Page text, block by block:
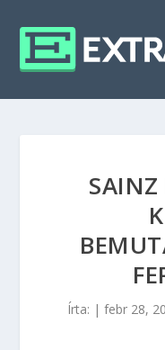
Írta: | febr 28,